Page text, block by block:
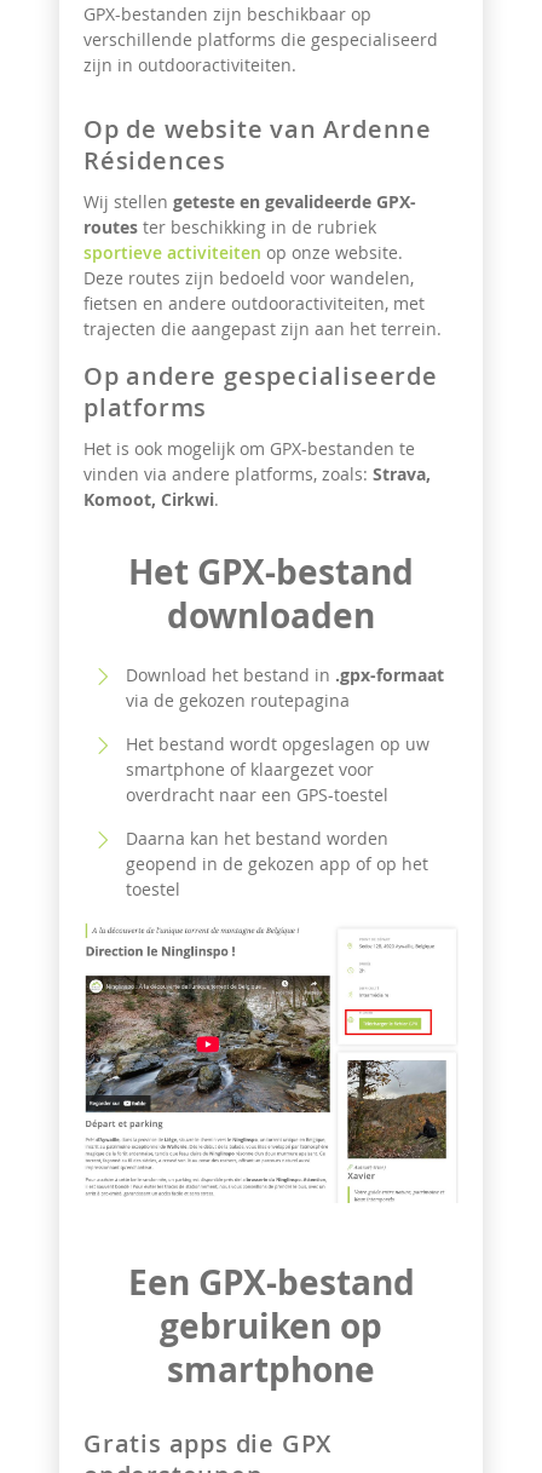
GPX-bestanden zijn beschikbaar op
verschillende platforms die gespecialiseerd
zijn in outdooractiviteiten.
Op de website van Ardenne
Résidences
Wij stellen geteste en gevalideerde GPX-
routes ter beschikking in de rubriek
sportieve activiteiten op onze website.
Deze routes zijn bedoeld voor wandelen,
fietsen en andere outdooractiviteiten, met
trajecten die aangepast zijn aan het terrein.
Op andere gespecialiseerde
platforms
Het is ook mogelijk om GPX-bestanden te
vinden via andere platforms, zoals: Strava,
Komoot, Cirkwi.
Het GPX-bestand
downloaden
Download het bestand in .gpx-formaat
via de gekozen routepagina
Het bestand wordt opgeslagen op uw
smartphone of klaargezet voor
overdracht naar een GPS-toestel
Daarna kan het bestand worden
geopend in de gekozen app of op het
toestel
Een GPX-bestand
gebruiken op
smartphone
Gratis apps die GPX